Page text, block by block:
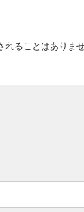
ることはありませ